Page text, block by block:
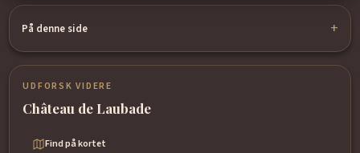
På denne side
UDFORSK VIDERE
Château de Laubade
Find på kortet